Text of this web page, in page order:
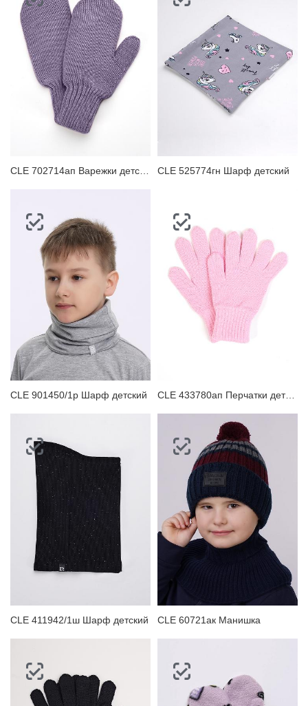
CLE 525774гн Шарф детский
CLE 901450/1р Шарф детский CLE 433780ап Перчатки детские
CLE 411942/1ш Шарф детский CLE 60721ак Манишка